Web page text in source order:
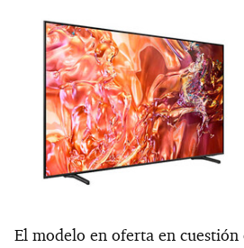
El modelo en oferta en cuestión